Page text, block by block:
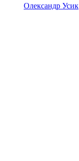
Олександр Усик